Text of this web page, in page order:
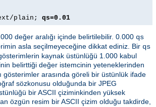
plain; qs=0.01
değer aralığı içinde belirtilebilir. 0.000 qs
asla seçilmeyeceğine dikkat ediniz. Bir qs
kaynak üstünlüğü 1.000 kabul
belirttiği değer istemcinin yeteneklerinden
gösterimler arasında göreli bir üstünlük ifade
sözkonusu olduğunda bir JPEG
bir ASCII çiziminkinden yüksek
özgün resim bir ASCII çizim olduğu takdirde,